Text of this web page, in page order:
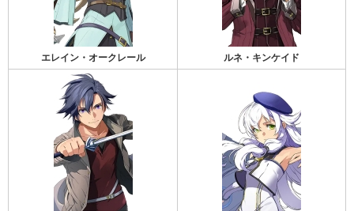
エレイン・オークレール ルネ・キンケイド